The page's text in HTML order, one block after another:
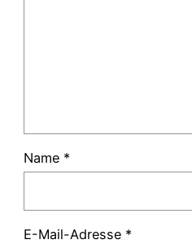
Name *
E-Mail-Adresse *